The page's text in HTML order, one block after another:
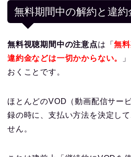
無料期間中の解約と違
無料視聴期間中の注意点は「無
違約金などは一切かからない。
おくことです。
ほとんどのVOD（動画配信サー
録の時に、支払い方法を決定し
せん。